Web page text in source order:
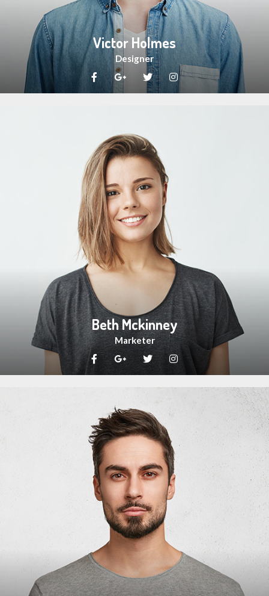
Victor Holmes
Designer
Beth Mckinney
Marketer